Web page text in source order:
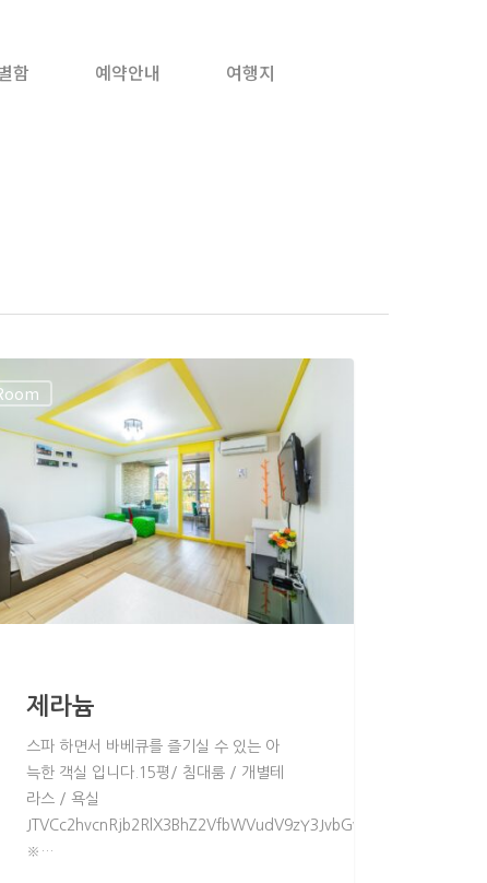
함 예약안내 여행지
제라늄
스파 하면서 바베큐를 즐기실 수 있는 아
늑한 객실 입니다.15평/ 침대룸 / 개별테
라스 / 욕실
※…